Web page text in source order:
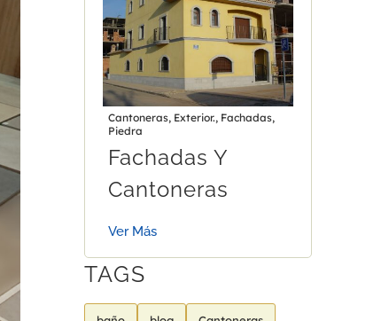
Cantoneras, Exterior., Fachadas,
Piedra
Fachadas Y
Cantoneras
Ver Más
TAGS